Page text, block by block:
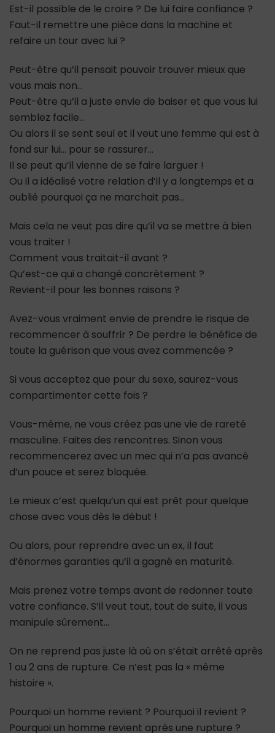
Est-il possible de le croire ? De lui faire confiance ?
Faut-il remettre une pièce dans la machine et
refaire un tour avec lui ?
Peut-être qu’il pensait pouvoir trouver mieux que
vous mais non…
Peut-être qu’il a juste envie de baiser et que vous lui
semblez facile…
Ou alors il se sent seul et il veut une femme qui est à
fond sur lui… pour se rassurer…
Il se peut qu’il vienne de se faire larguer !
Ou il a idéalisé votre relation d’il y a longtemps et a
oublié pourquoi ça ne marchait pas…
Mais cela ne veut pas dire qu’il va se mettre à bien
vous traiter !
Comment vous traitait-il avant ?
Qu’est-ce qui a changé concrètement ?
Revient-il pour les bonnes raisons ?
Avez-vous vraiment envie de prendre le risque de
recommencer à souffrir ? De perdre le bénéfice de
toute la guérison que vous avez commencée ?
Si vous acceptez que pour du sexe, saurez-vous
compartimenter cette fois ?
Vous-même, ne vous créez pas une vie de rareté
masculine. Faites des rencontres. Sinon vous
recommencerez avec un mec qui n’a pas avancé
d’un pouce et serez bloquée.
Le mieux c’est quelqu’un qui est prêt pour quelque
chose avec vous dès le début !
Ou alors, pour reprendre avec un ex, il faut
d’énormes garanties qu’il a gagné en maturité.
Mais prenez votre temps avant de redonner toute
votre confiance. S’il veut tout, tout de suite, il vous
manipule sûrement…
On ne reprend pas juste là où on s’était arrêté après
1 ou 2 ans de rupture. Ce n’est pas la « même
histoire ».
Pourquoi un homme revient ? Pourquoi il revient ?
Pourquoi un homme revient après une rupture ?